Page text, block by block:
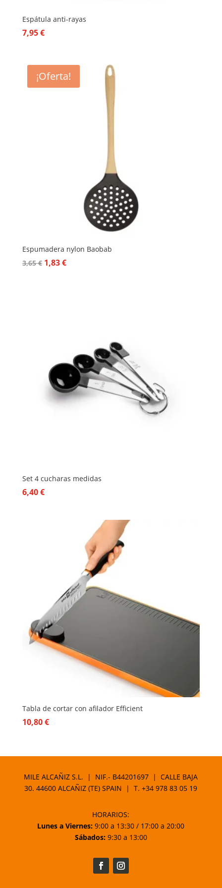
Espátula anti-rayas
7,95€
¡Oferta!
Espumadera nylon Baobab
3,65€ El
1,83€El
Set 4 cucharas medidas
6,40€
Tabla de cortar con afilador Efficient
10,80€
MILE ALCAÑIZ S.L. | NIF.- B44201697 | CALLE BAJA
30. 44600 ALCAÑIZ (TE) SPAIN | T.+34 978 83 05 19
HORARIOS:
Lunes a Viernes: 9:00 a 13:30 / 17:00 a 20:00
Sábados:9:30 a 13:00